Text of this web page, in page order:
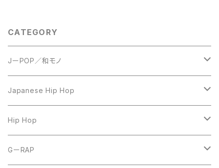
CATEGORY
JーPOP／和モノ
LP
7inch
CD
Japanese Hip Hop
12inch
LP
Hip Hop
LP
GーRAP